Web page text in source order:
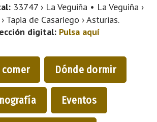
33747 › La Veguiña • La Veguiña ›
Tapia de Casariego › Asturias.
digital: Pulsa aquí
comer Dónde dormir
Eventos